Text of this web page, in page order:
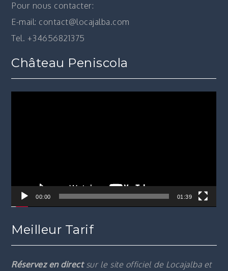
Pour nous contacter:
E-mail: contact@locajalba.com
Tel. +34656821375
Château Peniscola
00:00 01:39
Meilleur Tarif
Réservez en directsur le site officiel de Locajalba et